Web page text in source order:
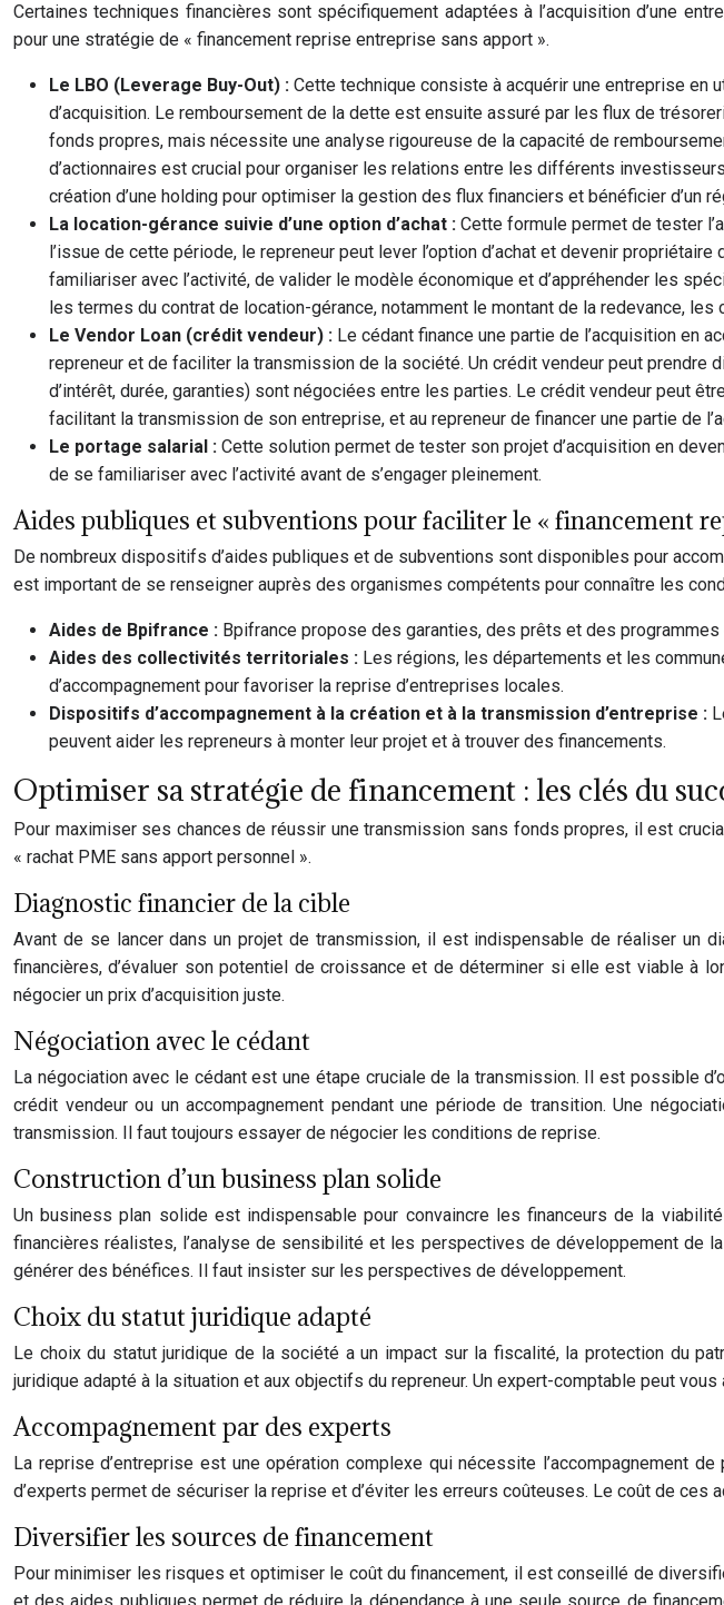
Certaines techniques financières sont spécifiquement adaptées à l’acquisition d’une
pour une stratégie de « financement reprise entreprise sans apport ».
Le LBO (Leverage Buy-Out) : Cette technique consiste à acquérir une entreprise en
d’acquisition. Le remboursement de la dette est ensuite assuré par les flux de
fonds propres, mais nécessite une analyse rigoureuse de la capacité de
d’actionnaires est crucial pour organiser les relations entre les différents
création d’une holding pour optimiser la gestion des flux financiers et bénéficier d’un
La location-gérance suivie d’une option d’achat : Cette formule permet de tester
l’issue de cette période, le repreneur peut lever l’option d’achat et devenir
familiariser avec l’activité, de valider le modèle économique et d’appréhender les
les termes du contrat de location-gérance, notamment le montant de la redevance,
Le Vendor Loan (crédit vendeur) : Le cédant finance une partie de l’acquisition en
repreneur et de faciliter la transmission de la société. Un crédit vendeur peut
d’intérêt, durée, garanties) sont négociées entre les parties. Le crédit vendeur peut
facilitant la transmission de son entreprise, et au repreneur de financer une partie de
Le portage salarial : Cette solution permet de tester son projet d’acquisition en
de se familiariser avec l’activité avant de s’engager pleinement.
Aides publiques et subventions pour faciliter le « financement
De nombreux dispositifs d’aides publiques et de subventions sont disponibles pour
est important de se renseigner auprès des organismes compétents pour connaître les
Aides de Bpifrance : Bpifrance propose des garanties, des prêts et des programmes
Aides des collectivités territoriales : Les régions, les départements et les
d’accompagnement pour favoriser la reprise d’entreprises locales.
Dispositifs d’accompagnement à la création et à la transmission d’entreprise :
peuvent aider les repreneurs à monter leur projet et à trouver des financements.
Optimiser sa stratégie de financement : les clés du
Pour maximiser ses chances de réussir une transmission sans fonds propres, il est
« rachat PME sans apport personnel ».
Diagnostic financier de la cible
Avant de se lancer dans un projet de transmission, il est indispensable de réaliser un
financières, d’évaluer son potentiel de croissance et de déterminer si elle est viable à
négocier un prix d’acquisition juste.
Négociation avec le cédant
La négociation avec le cédant est une étape cruciale de la transmission. Il est possible
crédit vendeur ou un accompagnement pendant une période de transition. Une
transmission. Il faut toujours essayer de négocier les conditions de reprise.
Construction d’un business plan solide
Un business plan solide est indispensable pour convaincre les financeurs de la
financières réalistes, l’analyse de sensibilité et les perspectives de développement de
générer des bénéfices. Il faut insister sur les perspectives de développement.
Choix du statut juridique adapté
Le choix du statut juridique de la société a un impact sur la fiscalité, la protection du
juridique adapté à la situation et aux objectifs du repreneur. Un expert-comptable peut
Accompagnement par des experts
La reprise d’entreprise est une opération complexe qui nécessite l’accompagnement
d’experts permet de sécuriser la reprise et d’éviter les erreurs coûteuses. Le coût de
Diversifier les sources de financement
Pour minimiser les risques et optimiser le coût du financement, il est conseillé de